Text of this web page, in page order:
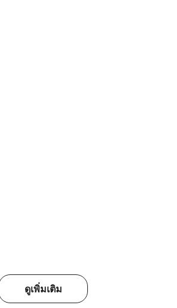
ดูเพิ่มเติม